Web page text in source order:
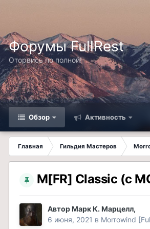
Форумы FullRest
Оторвись по полной!
Обзор Активность
Главная Гильдия Мастеров
M[FR] Classic (с
АвторМарк К. Марцелл,
6 июня, 2021 в Morrowind